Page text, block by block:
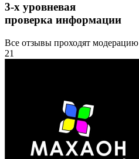
3-х уровневая
проверка информации
Все отзывы проходят модерацию
21